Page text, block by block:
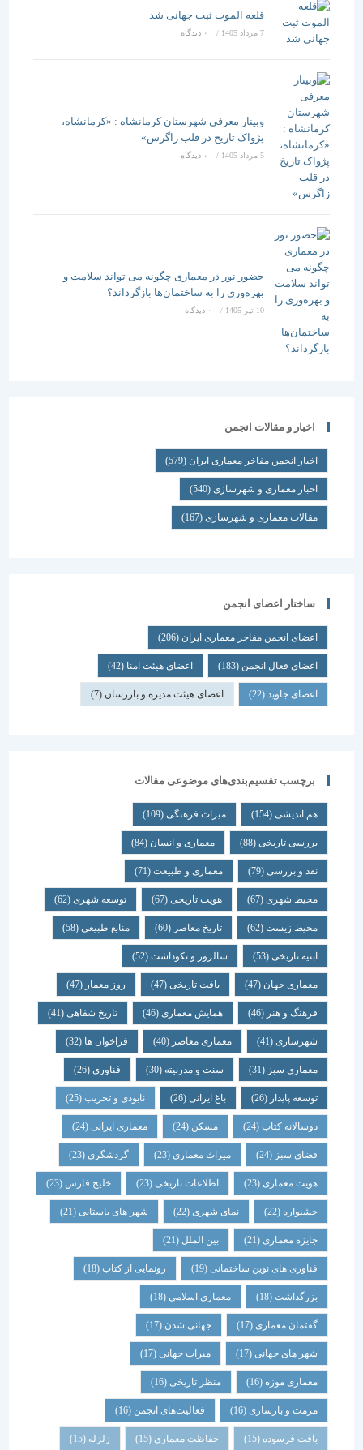
قلعه الموت ثبت جهانی شد
/ ۰ دیدگاه
وبینار معرفی شهرستان کرمانشاه : «کرمانشاه،
پژواک تاریخ در قلب زاگرس»
5 مرداد 1405 / ۰ دیدگاه
حضور نور در معماری چگونه می تواند سلامت و
بهره‌وری را به ساختمان‌ها بازگرداند؟
/ ۰ دیدگاه
اخبار و مقالات انجمن
اخبار انجمن مفاخر معماری ایران (579)
اخبار معماری و شهرسازی(540)
مقالات معماری و شهرسازی(167)
ساختار اعضای انجمن
اعضای انجمن مفاخر معماری ایران (206)
اعضای فعال انجمن(183) اعضای هیئت امنا(42)
اعضای جاوید(22) اعضای هیئت مدیره و بازرسان(7)
برچسب تقسیم‌بندی‌های موضوعی مقالات
هم اندیشی (154) میراث فرهنگی (109)
بررسی تاریخی (88) معماری و انسان (84)
نقد و بررسی (79) معماری و طبیعت (71)
محیط شهری(67) هویت تاریخی(67) توسعه شهری(62)
محیط زیست(62) تاریخ معاصر(60) منابع طبیعی(58)
ابنیه تاریخی(53) سالروز و نکوداشت(52)
معماری جهان (47) بافت تاریخی(47) روز معمار(47)
فرهنگ و هنر(46) همایش معماری (46) تاریخ شفاهی (41)
شهرسازی(41) معماری معاصر(40) فراخوان ها (32)
معماری سبز(31) سنت و مدرنیته(30) فناوری (26)
توسعه پایدار(26) باغ ایرانی(26) نابودی و تخریب(25)
دوسالانه کتاب(24) مسکن (24) معماری ایرانی(24)
فضای سبز(24) میراث معماری (23) گردشگری (23)
هویت معماری (23) اطلاعات تاریخی(23) خلیج فارس(23)
جشنواره(22) نمای شهری(22) شهر های باستانی (21)
جایزه معماری (21) بین الملل(21)
فناوری های نوین ساختمانی(19) رونمایی از کتاب (18)
بزرگداشت (18) معماری اسلامی(18)
گفتمان معماری (17) جهانی شدن(17)
شهر های جهانی(17) میراث جهانی(17)
معماری موزه(16) منظر تاریخی (16)
مرمت و بازسازی(16) فعالیت‌های انجمن(16)
بافت فرسوده (15) حفاظت معماری (15) زلزله